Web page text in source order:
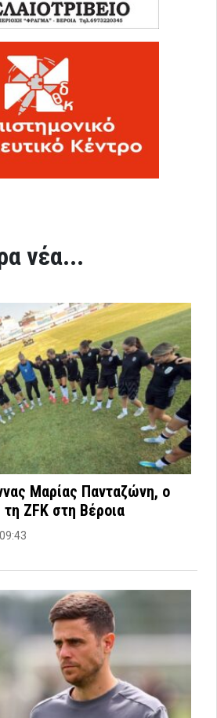
νέα...
Μαρίας Πανταζώνη, ο
ZFK στη Βέροια